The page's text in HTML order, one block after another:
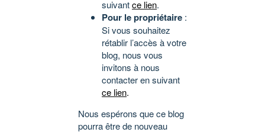
suivantce lien.
Pour le propriétaire :
Si vous souhaitez
rétablir l’accès à votre
blog, nous vous
invitons à nous
contacter en suivant
ce lien.
Nous espérons que ce blog
pourra être de nouveau